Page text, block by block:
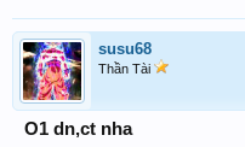
susu68
Thần Tài
O1 dn,ct nha